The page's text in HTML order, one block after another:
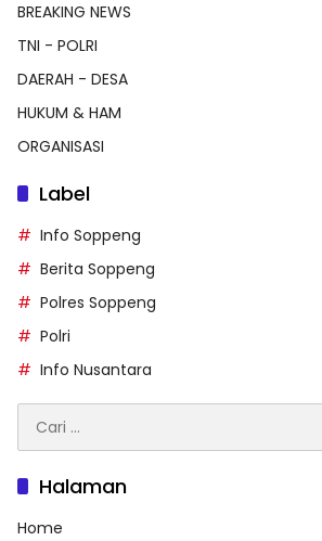
BREAKING NEWS
TNI - POLRI
DAERAH - DESA
HUKUM & HAM
ORGANISASI
Label
Info Soppeng
Berita Soppeng
Polres Soppeng
Polri
Info Nusantara
untuk:
Halaman
Home